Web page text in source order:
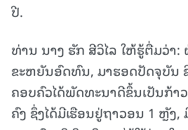
ປີ.
ທ່ານ ນາງ ຮັກ ສີວິໄລ ໃຫ້ຮູ້ຕື່ມວ່າ
ຂະຫຍັນອົດທົນ, ມາຮອດປັດຈຸບັນ
ຄອບຄົວໄດ້ພັດທະນາດີຂຶ້ນເປັນກ້
ຄົງ ຊຶ່ງໄດ້ມີເຮືອນຢູ່ຖາວອນ 1 ຫຼັງ,